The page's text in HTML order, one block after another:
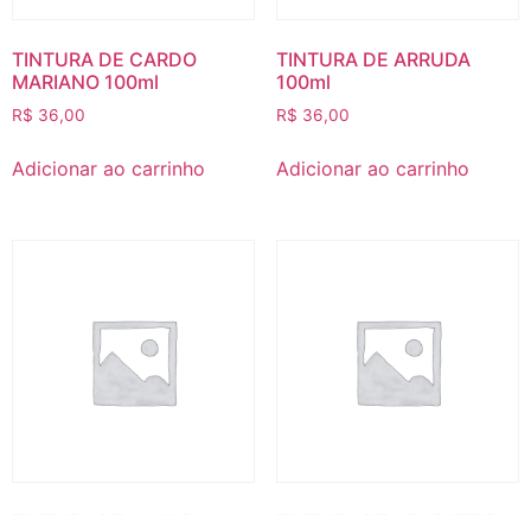
TINTURA DE CARDO
MARIANO 100ml
R$ 36,00
Adicionar ao carrinho
TINTURA DE ARRUDA
100ml
R$ 36,00
Adicionar ao carrinho